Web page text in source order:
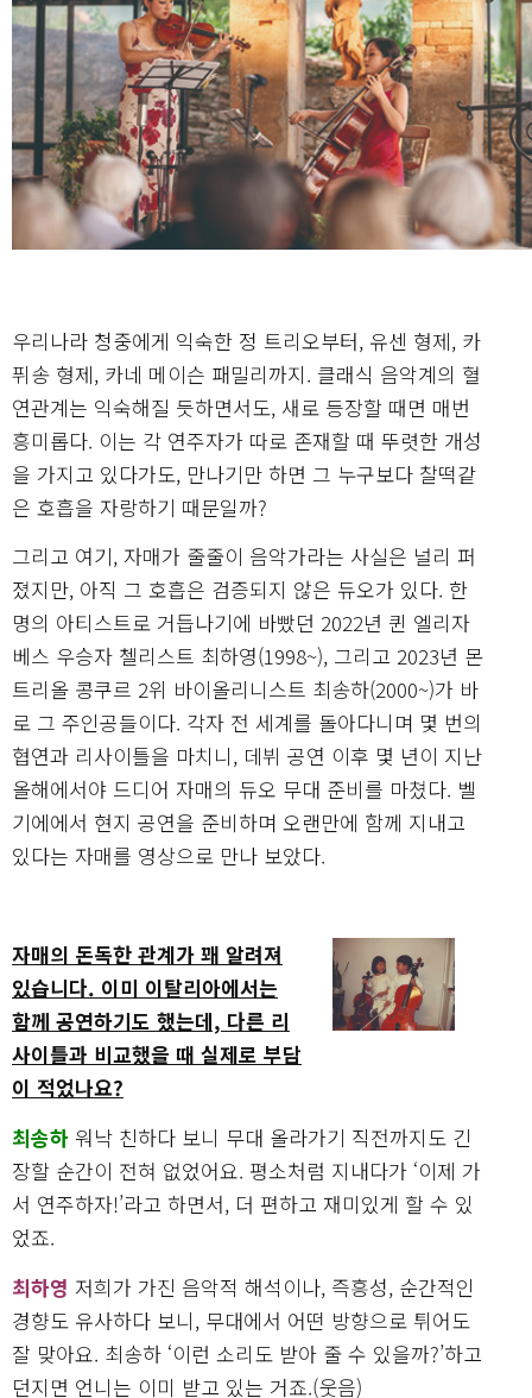
우리나라 청중에게 익숙한 정 트리오부터, 유센 형제, 카
퓌송 형제, 카네 메이슨 패밀리까지. 클래식 음악계의 혈
연관계는 익숙해질 듯하면서도, 새로 등장할 때면 매번
흥미롭다. 이는 각 연주자가 따로 존재할 때 뚜렷한 개성
을 가지고 있다가도, 만나기만 하면 그 누구보다 찰떡같
은 호흡을 자랑하기 때문일까?
그리고 여기, 자매가 줄줄이 음악가라는 사실은 널리 퍼
졌지만, 아직 그 호흡은 검증되지 않은 듀오가 있다. 한
명의 아티스트로 거듭나기에 바빴던 2022년 퀸 엘리자
베스 우승자 첼리스트 최하영(1998~), 그리고 2023년 몬
트리올 콩쿠르 2위 바이올리니스트 최송하(2000~)가 바
로 그 주인공들이다. 각자 전 세계를 돌아다니며 몇 번의
협연과 리사이틀을 마치니, 데뷔 공연 이후 몇 년이 지난
올해에서야 드디어 자매의 듀오 무대 준비를 마쳤다. 벨
기에에서 현지 공연을 준비하며 오랜만에 함께 지내고
있다는 자매를 영상으로 만나 보았다.
자매의 돈독한 관계가 꽤 알려져
있습니다. 이미 이탈리아에서는
함께 공연하기도 했는데, 다른 리
사이틀과 비교했을 때 실제로 부담
이 적었나요?
최송하 워낙 친하다 보니 무대 올라가기 직전까지도 긴
장할 순간이 전혀 없었어요. 평소처럼 지내다가 ‘이제 가
서 연주하자!’라고 하면서, 더 편하고 재미있게 할 수 있
었죠.
최하영 저희가 가진 음악적 해석이나, 즉흥성, 순간적인
경향도 유사하다 보니, 무대에서 어떤 방향으로 튀어도
잘 맞아요. 최송하 ‘이런 소리도 받아 줄 수 있을까?’하고
던지면 언니는 이미 받고 있는 거죠.(웃음)